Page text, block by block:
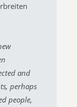
and
perhaps
people,